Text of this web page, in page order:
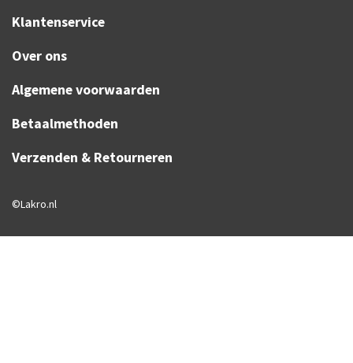
Klantenservice
Over ons
Algemene voorwaarden
Betaalmethoden
Verzenden & Retourneren
©Lakro.nl